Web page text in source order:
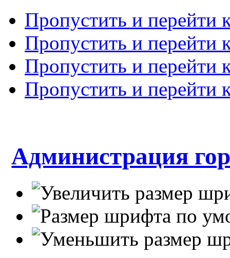
Пропустить и перейти
Пропустить и перейти
Пропустить и перейти
Пропустить и перейти
Администрация